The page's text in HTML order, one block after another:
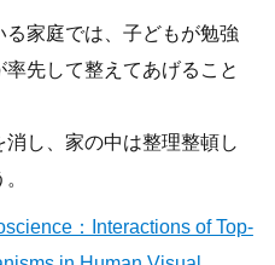
家庭では、子どもが勉強
先して整えてあげること
し、家の中は整理整頓し
：Interactions of Top-